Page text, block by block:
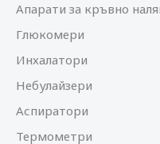
Апарати за кръвно
Глюкомери
Инхалатори
Небулайзери
Аспиратори
Термометри